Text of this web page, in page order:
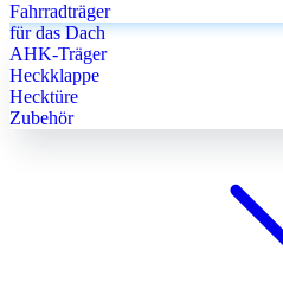
Fahrradträger
für das Dach
AHK-Träger
Heckklappe
Hecktüre
Zubehör